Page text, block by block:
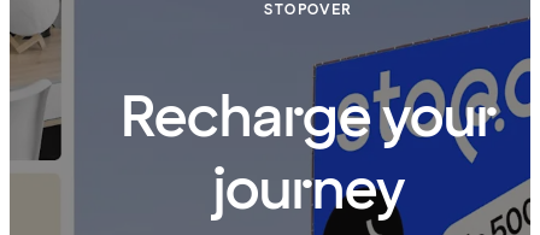
STOPOVER
Recharge your
journey